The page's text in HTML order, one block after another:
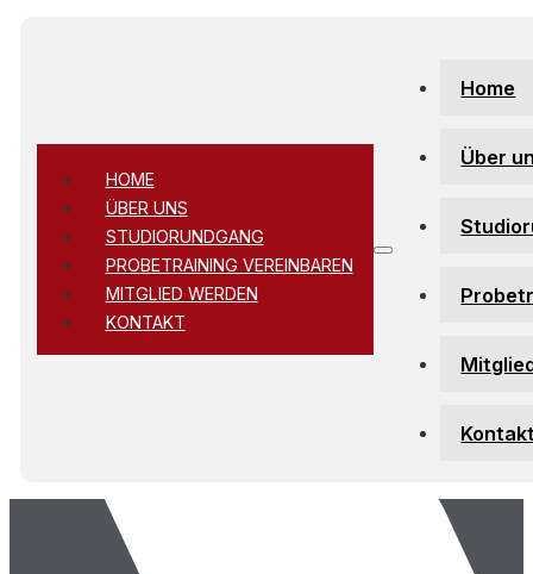
Home
Über
HOME
ÜBER UNS
STUDIORUNDGANG
PROBETRAINING VEREINBAREN
MITGLIED WERDEN
KONTAKT